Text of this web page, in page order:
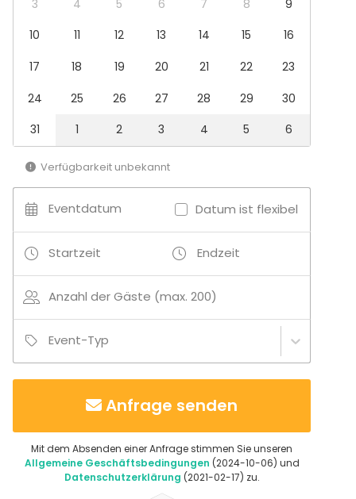
Party
Hochzeit
Dinner-Event
Meeting
Konferenz / Seminar
Show
Weihnachtsfeier
Kinderparty
Firmenfeier
Familienfeier
Teamevent / Teambuilding
Geburtstag
Konferenzzentrum
Aktivitäten
Outdoor-Aktivitäten
3
4 5 6 7 8
9
10
11 12 13 14 15
16
17
18 19 20 21 22
23
24
25 26 27 28 29
30
31
1 2 3 4 5 6
Verfügbarkeit unbekannt
Eventdatum Datum ist flexibel
Startzeit Endzeit
Anzahl der Gäste (max. 200)
Event-Typ
Anfrage senden
Mit dem Absenden einer Anfrage stimmen Sie unseren
Allgemeine Geschäftsbedingungen (2024-10-06) und
Datenschutzerklärung (2021-02-17) zu.